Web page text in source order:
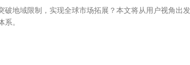
地域限制，实现全球市场拓展？本文将从用户视角出
。